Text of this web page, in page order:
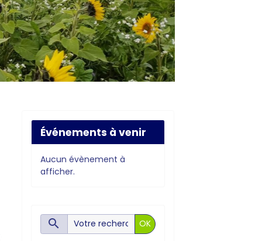
Événements à venir
Aucun évènement à
afficher.
OK